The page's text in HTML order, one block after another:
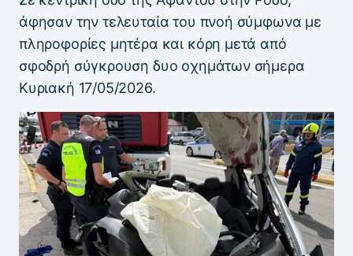
άφησαν την τελευταία του πνοή σύμφωνα με
πληροφορίες μητέρα και κόρη μετά από
σφοδρή σύγκρουση δυο οχημάτων σήμερα
Κυριακή 17/05/2026.